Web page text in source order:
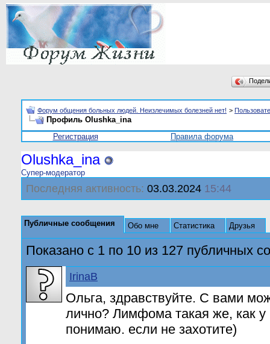
Форум общения больных людей. Неизлечимых болезней нет! >
Профиль Olushka_ina
Регистрация
Правила форума
Olushka_ina
Супер-модератор
Последняя активность: 03.03.2024 15:44
Публичные сообщения Обо мне Статистика Друзья
Показано с 1 по 10 из 127 публичных
IrinaB
Ольга, здравствуйте. С вами
лично? Лимфома такая же, как у
понимаю. если не захотите)